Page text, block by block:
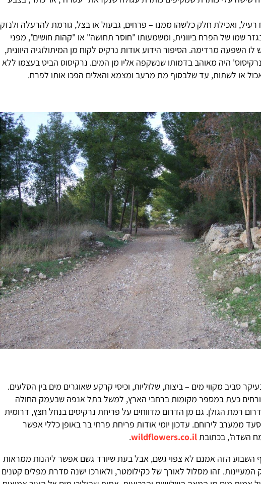
ואכילת חלק כלשהו ממנו – פרחים, גבעול או בצל, גורמת להרעלה ולנזק
שמו של הפרח ביוונית, ומשמעותו "חוסר תחושה" או "קהות חושים", מפני
השפעה מרדימה. הסיפור הידוע אודות נרקיס לקוח מן המיתולוגיה היוונית,
היה מאוהב בדמותו שנשקפה אליו מן המים. נרקיסוס הביט בעצמו ללא
או לשתות, עד שלבסוף מת מרעב ומצמא והאלים הפכו אותו לפרח.
סביב מקווי מים – ביצות, שלוליות, וכיסי קרקע שאוגרים מים בין הסלעים.
פורחים כעת במספר מקומות ברחבי הארץ, למשל בתל אנפה שבעמק החולה
רמת הגולן. גם מן הדרום מדווחים על פריחת נרקיסים בנחל חצץ, דרומית
ממערב לירוחם. עדכון יומי אודות פריחת פרחי בר באופן כללי אפשר
השדה', בכתובת wildflowers.co.il
.
השבוע הזה אמנם לא צפוי גשם, אבל בעת שיורד גשם אפשר ליהנות ממראות
זהו מסלול לאורך של כקילומטר, ולאורכו ישנה סדרת מפלים קטנים